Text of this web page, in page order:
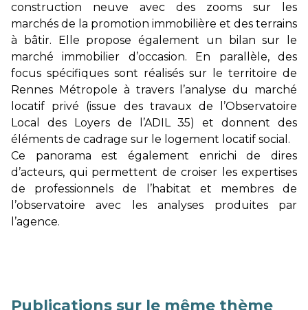
construction neuve avec des zooms sur les
marchés de la promotion immobilière et des terrains
à bâtir. Elle propose également un bilan sur le
marché immobilier d’occasion. En parallèle, des
focus spécifiques sont réalisés sur le territoire de
Rennes Métropole à travers l’analyse du marché
locatif privé (issue des travaux de l’Observatoire
Local des Loyers de l’ADIL 35) et donnent des
éléments de cadrage sur le logement locatif social.
Ce panorama est également enrichi de dires
d’acteurs, qui permettent de croiser les expertises
de professionnels de l’habitat et membres de
l’observatoire avec les analyses produites par
l’agence.
Publications sur le même thème